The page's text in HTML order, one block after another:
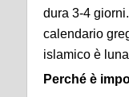
dura 3-4
calendario
islamico è
Perché è